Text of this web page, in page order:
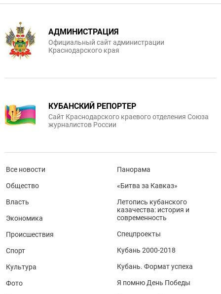
АДМИНИСТРАЦИЯ
Официальный сайт администрации
Краснодарского края
КУБАНСКИЙ РЕПОРТЕР
Сайт Краснодарского краевого отделения Союза
журналистов России
Все новости
Общество
Власть
Экономика
Происшествия
Спорт
Культура
Фото
Панорама
«Битва за Кавказ»
Летопись кубанского
казачества: история и
современность
Спецпроекты
Кубань 2000-2018
Кубань. Формат успеха
Я помню День Победы